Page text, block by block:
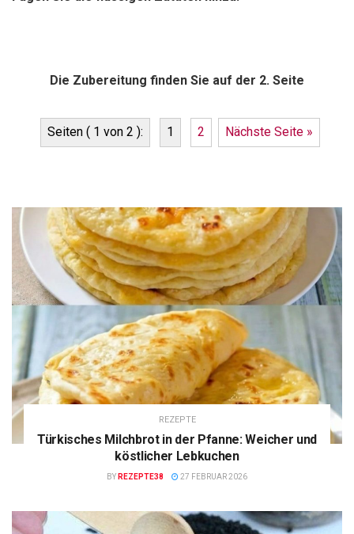
Die Zubereitung finden Sie auf der 2. Seite
Seiten ( 1 von 2 ): 1 2 Nächste Seite »
REZEPTE
Türkisches Milchbrot in der Pfanne: Weicher und
köstlicher Lebkuchen
BY REZEPTE38 27 FEBRUAR 2026